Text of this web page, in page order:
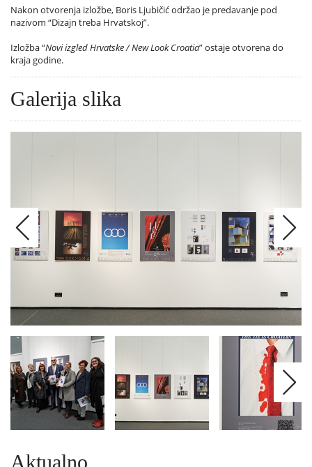
Nakon otvorenja izložbe, Boris Ljubičić održao je predavanje pod
nazivom “Dizajn treba Hrvatskoj”.
Izložba “Novi izgled Hrvatske / New Look Croatia” ostaje otvorena do
kraja godine.
Galerija slika
Aktualno